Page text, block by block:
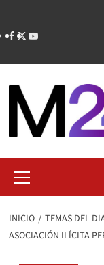
contenido
primario
INICIO TEMAS DEL
ASOCIACIÓN ILÍCITA